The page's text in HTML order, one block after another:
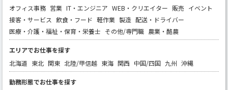
オフィス事務 営業 IT・エンジニア WEB・クリエイター 販売 イベント
接客・サービス 飲食・フード 軽作業 製造 配送・ドライバー
医療・介護・福祉・保育・栄養士 その他/専門職 農業・酪農
エリアでお仕事を探す
北海道 東北 関東 北陸/甲信越 東海 関西 中国/四国 九州 沖縄
勤務形態でお仕事を探す